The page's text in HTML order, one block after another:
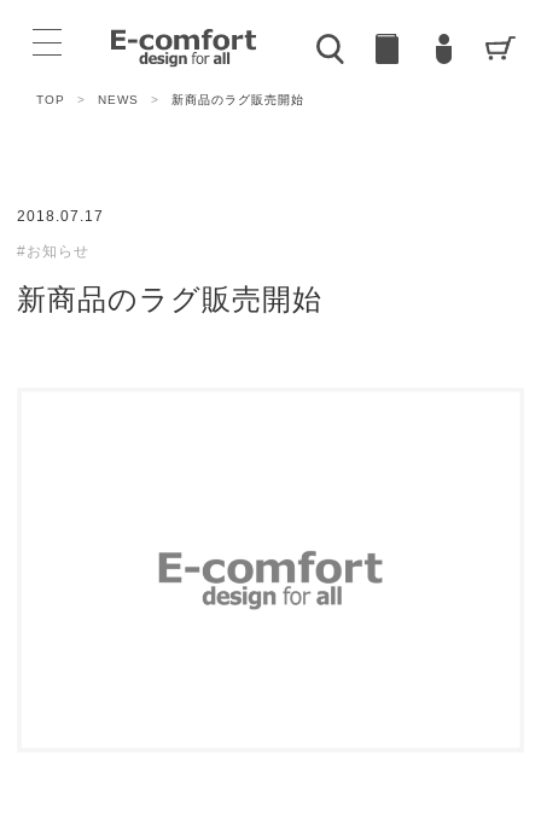
TOP > NEWS > 新商品のラグ販売開始
2018.07.17
#お知らせ
新商品のラグ販売開始